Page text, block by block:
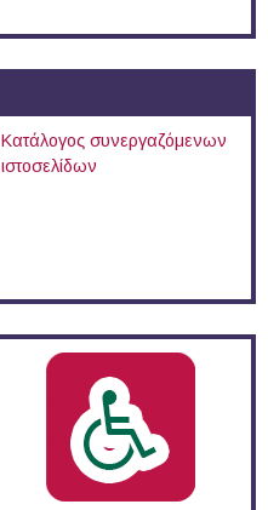
Κατάλογος συνεργαζόμενων
ιστοσελίδων